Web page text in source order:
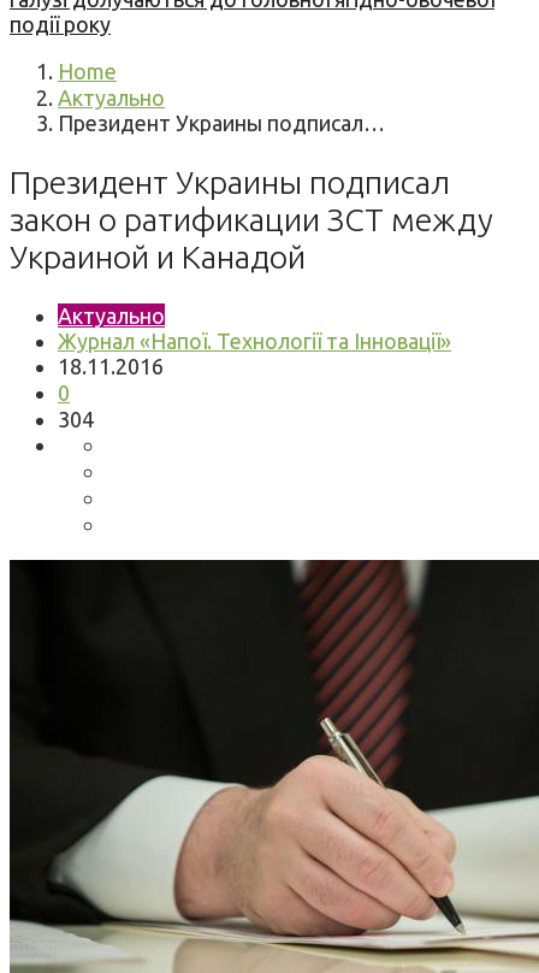
події року
Home
Актуально
Президент Украины подписал…
Президент Украины подписал
закон о ратификации ЗСТ между
Украиной и Канадой
Актуально
Журнал «Напої. Технології та Інновації»
18.11.2016
0
304